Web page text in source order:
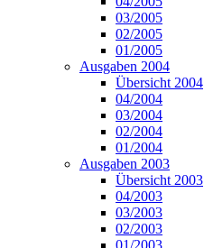
03/2005
02/2005
01/2005
Ausgaben 2004
Übersicht 2004
04/2004
03/2004
02/2004
01/2004
Ausgaben 2003
Übersicht 2003
04/2003
03/2003
02/2003
01/2003